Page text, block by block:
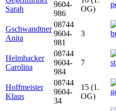
Sarah
9604-
986
OG)
Gschwandtner
Anita
08744
9604-
981
3
Helmhacker
Carolina
08744
9604-
984
7
Hoffmeister
Klaus
08744
9604-
34
15 (1.
OG)